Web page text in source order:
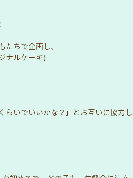
たちで企画し、
ナルケーキ)
らいでいいかな？」とお互いに協力し